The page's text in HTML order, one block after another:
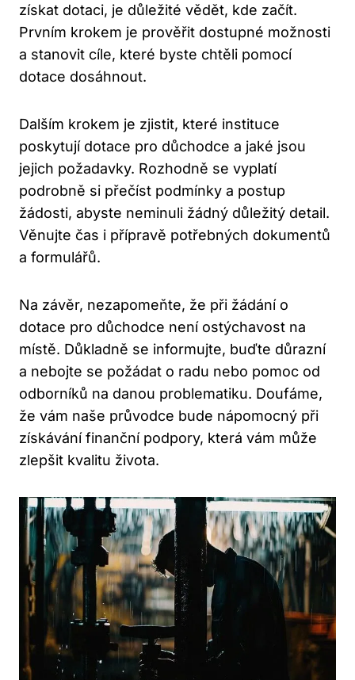
získat dotaci, je důležité vědět, kde začít.
Prvním krokem je prověřit dostupné možnosti
a stanovit cíle, které byste chtěli pomocí
dotace dosáhnout.
Dalším krokem je zjistit, které instituce
poskytují dotace pro důchodce a jaké jsou
jejich požadavky. Rozhodně se vyplatí
podrobně si přečíst podmínky a postup
žádosti, abyste neminuli žádný důležitý detail.
Věnujte čas i přípravě potřebných dokumentů
a formulářů.
Na závěr, nezapomeňte, že při žádání o
dotace pro důchodce není ostýchavost na
místě. Důkladně se informujte, buďte důrazní
a nebojte se požádat o radu nebo pomoc od
odborníků na danou problematiku. Doufáme,
že vám naše průvodce bude nápomocný při
získávání finanční podpory, která vám může
zlepšit kvalitu života.